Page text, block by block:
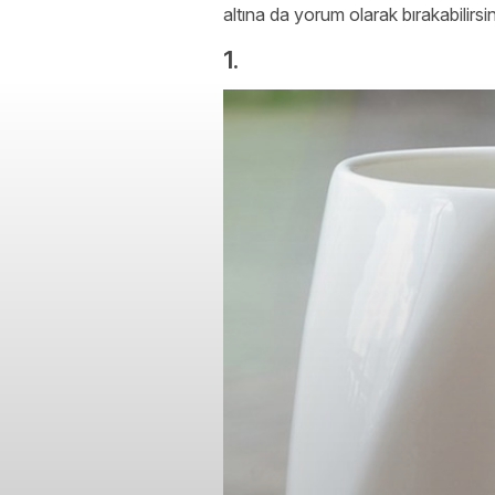
altına da yorum olarak
1.